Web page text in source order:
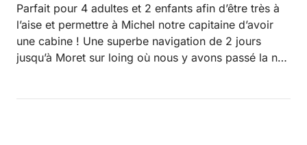
Parfait pour 4 adultes et 2 enfants afin d’être très à
l’aise et permettre à Michel notre capitaine d’avoir
une cabine ! Une superbe navigation de 2 jours
jusqu’à Moret sur loing où nous y avons passé la nuit